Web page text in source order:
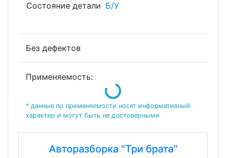
Состояние детали Б/У
Без дефектов
Применяемость:Loading...
* данные по применяемости носят информативный
характер и могут быть не достоверными
Авторазборка "Три брата"